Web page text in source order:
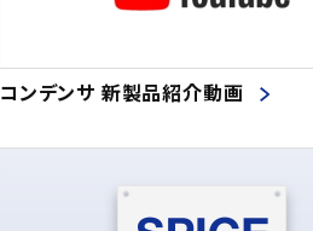
コンデンサ 新製品紹介動画